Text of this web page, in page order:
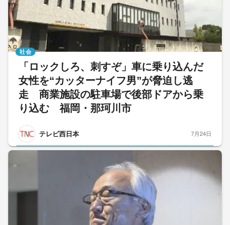
「ロックしろ、刺すぞ」車に乗り込んだ
女性を“カッターナイフ男”が脅迫し逃
走 商業施設の駐車場で後部ドアから乗
り込む 福岡・那珂川市
テレビ西日本
社会
7月24日